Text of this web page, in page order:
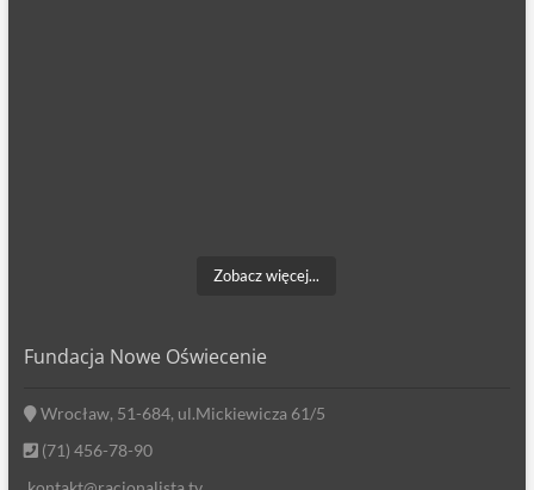
Zobacz więcej...
Fundacja Nowe Oświecenie
Wrocław, 51-684, ul.Mickiewicza 61/5
(71) 456-78-90